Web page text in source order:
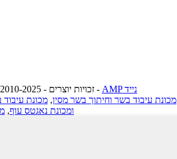
© זכויות יוצרים - 2010-2025: כל הזכויות שמורות. -
AMP נייד
מכונת עיבוד בשר וחיתוך בשר מסין, מכונת
ומכונת נאגטס עוף,